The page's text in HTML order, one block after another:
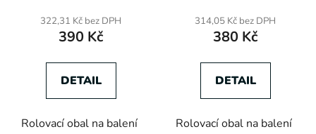
322,31 Kč bez DPH
390 Kč
DETAIL
Rolovací obal na balení
314,05 Kč bez DPH
380 Kč
DETAIL
Rolovací obal na balení